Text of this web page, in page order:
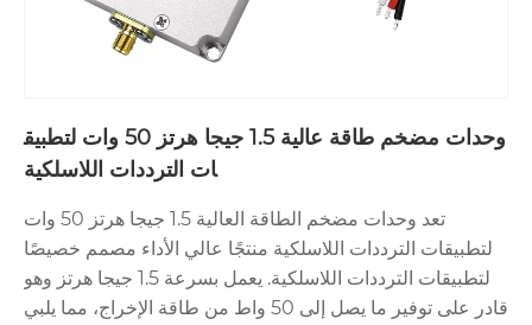
وحدات مضخم طاقة عالية 1.5 جيجا هرتز 50 وات لتطبيق
ات الترددات اللاسلكية
تعد وحدات مضخم الطاقة العالية 1.5 جيجا هرتز 50 وات
لتطبيقات الترددات اللاسلكية منتجًا عالي الأداء مصمم خصيصًا
لتطبيقات الترددات اللاسلكية. يعمل بسرعة 1.5 جيجا هرتز وهو
قادر على توفير ما يصل إلى 50 واط من طاقة الإخراج، مما يلبي